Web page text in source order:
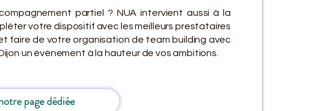
partiel ? NUA intervient aussi à la
votre dispositif avec les meilleurs prestataires
faire de votre organisation de team building avec
un événement à la hauteur de vos ambitions.
page dédiée